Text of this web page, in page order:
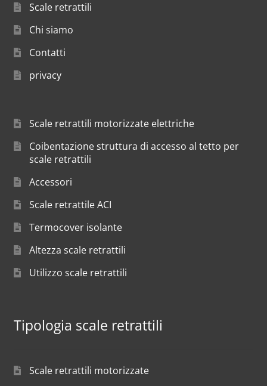
Scale retrattili
Chi siamo
Contatti
privacy
Scale retrattili motorizzate elettriche
Coibentazione struttura di accesso al tetto per
scale retrattili
Accessori
Scale retrattile ACI
Termocover isolante
Altezza scale retrattili
Utilizzo scale retrattili
Tipologia scale retrattili
Scale retrattili motorizzate